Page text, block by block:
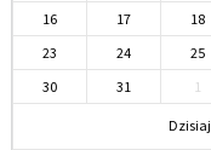
16
17 18
23
24 25
30
31 1